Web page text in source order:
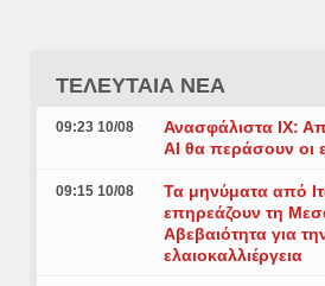
ΤΕΛΕΥΤΑΙΑ ΝΕΑ
09:23 10/08
Ανασφάλιστα ΙΧ:
AI θα περάσουν οι
09:15 10/08
Τα μηνύματα από
επηρεάζουν τη
Αβεβαιότητα για
ελαιοκαλλιέργεια